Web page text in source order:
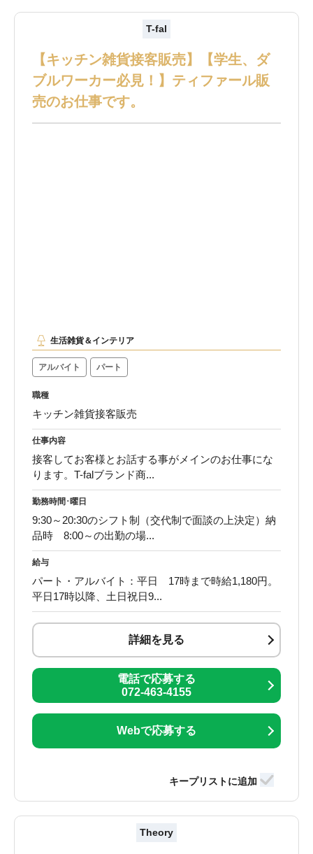
T-fal
【キッチン雑貨接客販売】【学生、ダ
ブルワーカー必見！】ティファール販
売のお仕事です。
生活雑貨＆インテリア
アルバイト パート
職種
キッチン雑貨接客販売
仕事内容
接客してお客様とお話する事がメインのお仕事にな
ります。T-falブランド商...
勤務時間･曜日
9:30～20:30のシフト制（交代制で面談の上決定）納
品時 8:00～の出勤の場...
給与
パート・アルバイト：平日 17時まで時給1,180円。
平日17時以降、土日祝日9...
詳細を見る
電話で応募する
072-463-4155
Webで応募する
Theory